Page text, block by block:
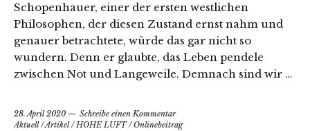
Schopenhauer, einer der ersten westlichen
Philosophen, der diesen Zustand ernst nahm und
genauer betrachtete, würde das gar nicht so
wundern. Denn er glaubte, das Leben pendele
zwischen Not und Langeweile. Demnach sind wir …
28. April 2020
Schreibe einen Kommentar
Aktuell/Artikel/HOHE LUFT/Onlinebeitrag